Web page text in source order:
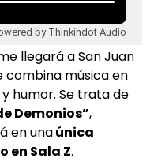
by Thinkindot Audio
llegará a San Juan
música en
humor. Se trata de
Demonios”,
en unaúnica
en Sala Z.